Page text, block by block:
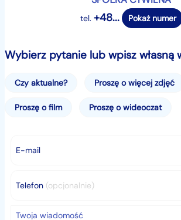
mechaniczne na okres 6 miesięcy z
❇️ Żerniki Wrocławskie, ul. Strzelińska 65
☎️ Wyświetl numer
☎️ Wyświetl numer
tel. +48... Pokaż numer
Wybierz pytanie lub wpisz własną
Czy aktualne? Proszę o więcej zdjęć
Proszę o film Proszę o wideoczat
E-mail
Telefon (opcjonalnie)
Twoja wiadomość